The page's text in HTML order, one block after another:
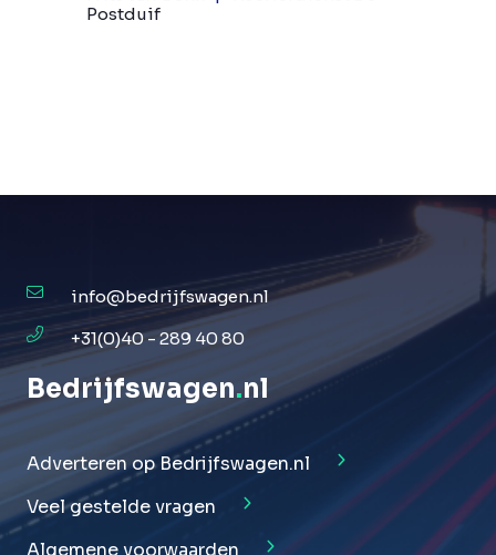
Postduif
info@bedrijfswagen.nl
+31(0)40 - 289 40 80
Bedrijfswagen.nl
Adverteren op Bedrijfswagen.nl
Veel gestelde vragen
Algemene voorwaarden